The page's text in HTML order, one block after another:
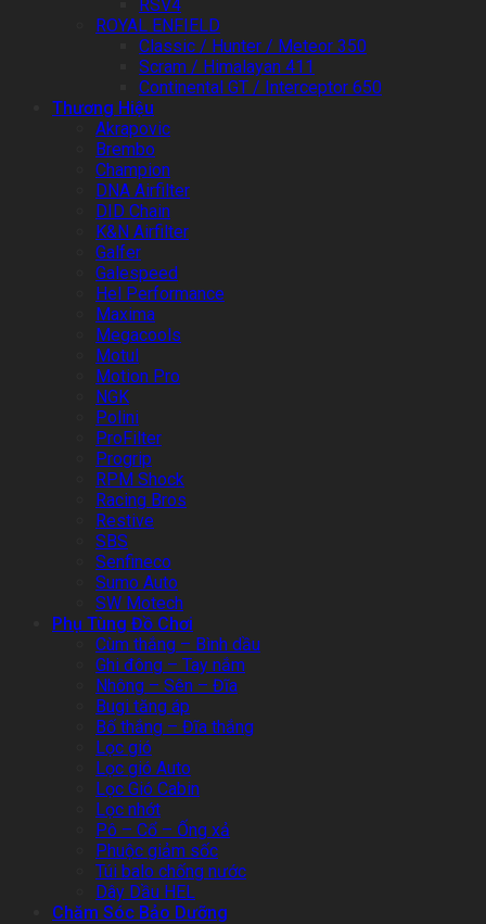
RSV4
ROYAL ENFIELD
Classic / Hunter / Meteor 350
Scram / Himalayan 411
Continental GT / Interceptor 650
Thương Hiệu
Akrapovic
Brembo
Champion
DNA Airfilter
DID Chain
K&N Airfilter
Galfer
Galespeed
Hel Performance
Maxima
Megacools
Motul
Motion Pro
NGK
Polini
ProFilter
Progrip
RPM Shock
Racing Bros
Restive
SBS
Senfineco
Sumo Auto
SW Motech
Phụ Tùng Đồ Chơi
Cùm thắng – Bình dầu
Ghi đông – Tay nắm
Nhông – Sên – Đĩa
Bugi tăng áp
Bố thắng – Đĩa thắng
Lọc gió
Lọc gió Auto
Lọc Gió Cabin
Lọc nhớt
Pô – Cổ – Ống xả
Phuộc giảm sốc
Túi balo chống nước
Dây Dầu HEL
Chăm Sóc Bảo Dưỡng